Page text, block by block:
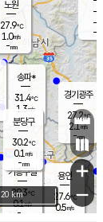
용인
27.6℃
0.5m/s
경기광주
27.2℃
2.1m/s
-mm
-
-m/
-
노원
27.9℃
1.0m/s
-mm
송파*
31.4℃
1.3m/s
-mm
기흥구갈
29.3℃
0.1m/s
-
분당구
30.2℃
0.1 m/s
-mm
+
−
20 km